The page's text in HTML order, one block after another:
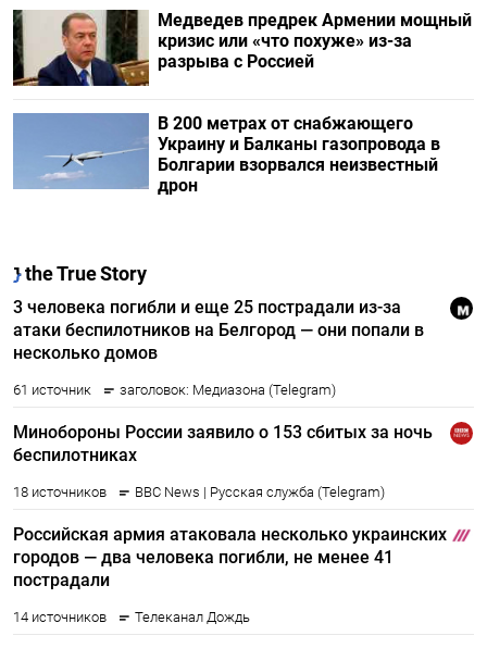
Медведев предрек Армении мощный
кризис или «что похуже» из-за
разрыва с Россией
В 200 метрах от снабжающего
Украину и Балканы газопровода в
Болгарии взорвался неизвестный
дрон